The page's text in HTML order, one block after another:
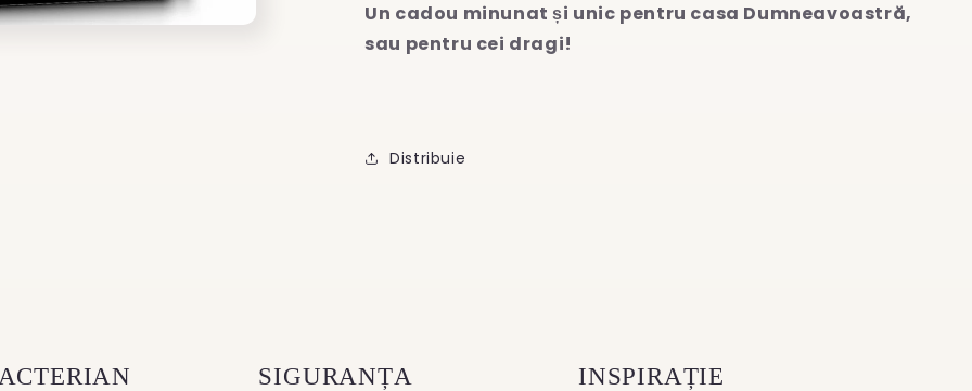
Un cadou minunat și unic pentru casa Dumneavoastră,
sau pentru cei dragi!
Distribuie
SIGURANȚA INSPIRAȚIE